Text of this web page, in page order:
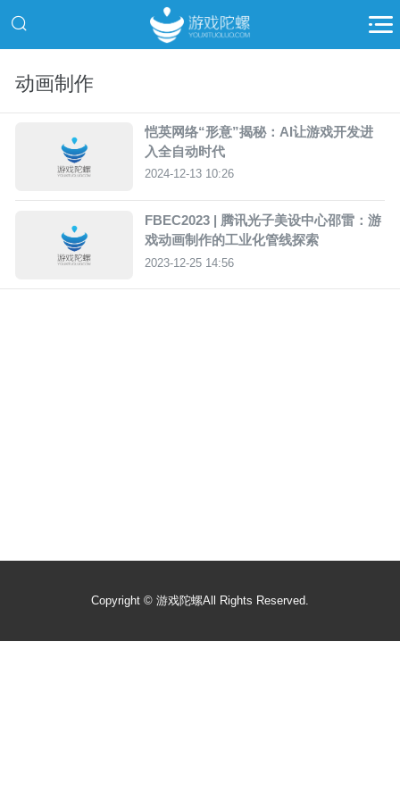
动画制作
恺英网络“形意”揭秘：AI让游戏开发进
入全自动时代
2024-12-13 10:26
FBEC2023 | 腾讯光子美设中心邵雷：游
戏动画制作的工业化管线探索
2023-12-25 14:56
Copyright © 游戏陀螺All Rights Reserved.